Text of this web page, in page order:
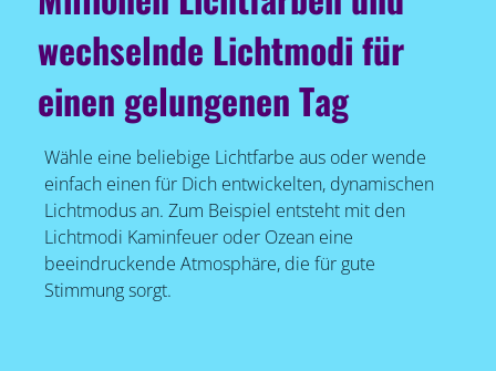
wechselnde Lichtmodi für
einen gelungenen Tag
Wähle eine beliebige Lichtfarbe aus oder wende
einfach einen für Dich entwickelten, dynamischen
Lichtmodus an. Zum Beispiel entsteht mit den
Lichtmodi Kaminfeuer oder Ozean eine
beeindruckende Atmosphäre, die für gute
Stimmung sorgt.